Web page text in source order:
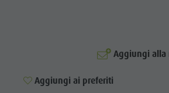
Aggiungi alla
Aggiungi ai preferiti